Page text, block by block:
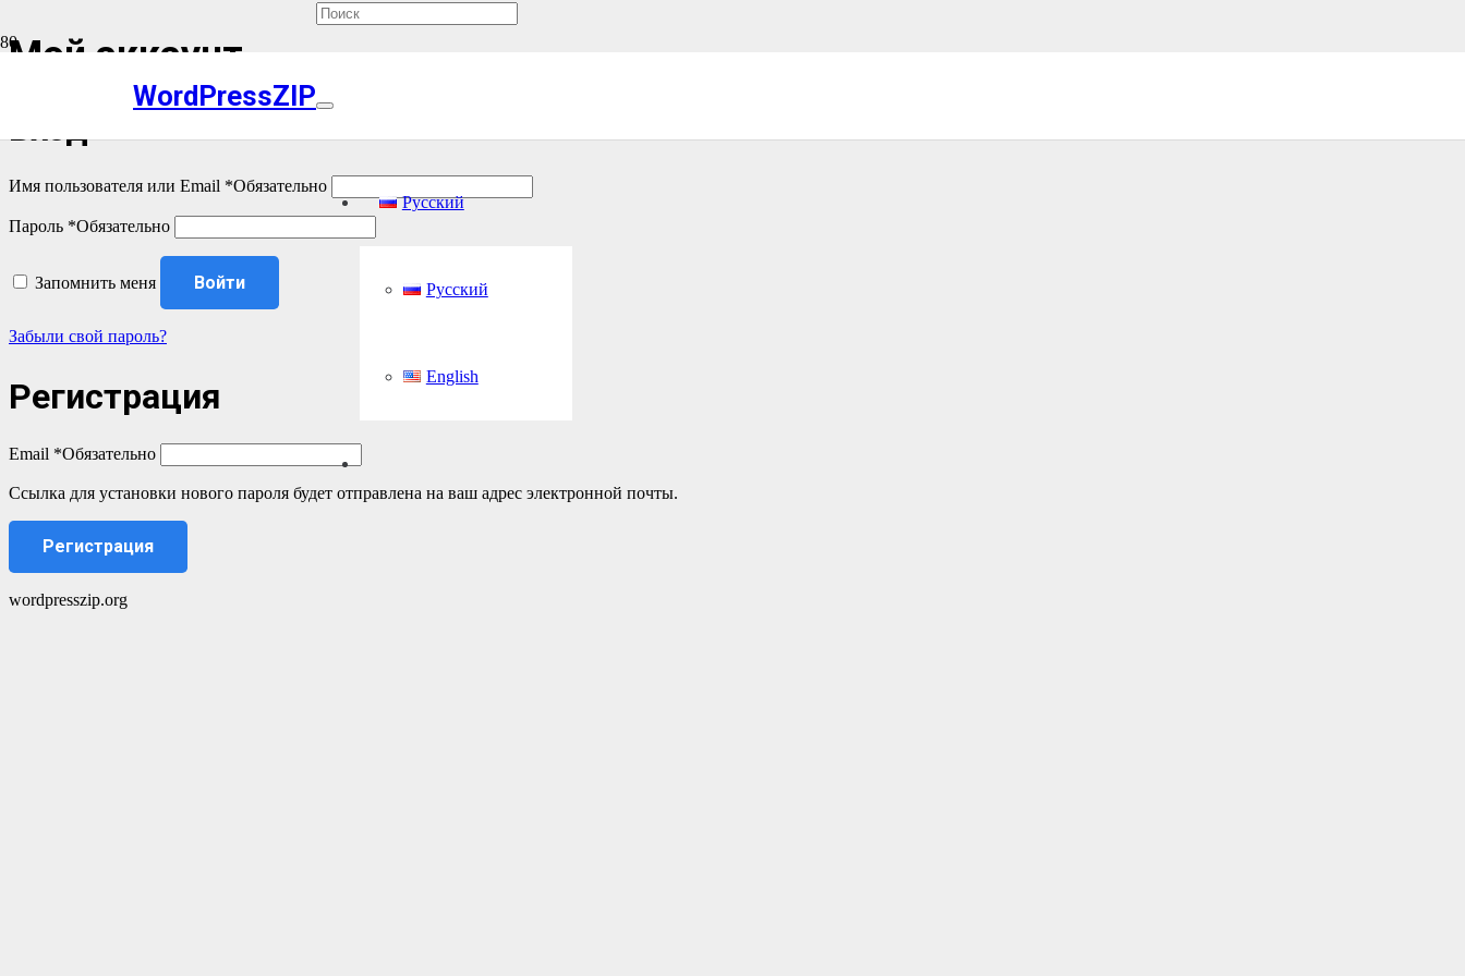
WordPressZIP
Русский
Русский
English
Мой аккаунт
Вход
Имя пользователя или Email *Обязательно
Пароль *Обязательно
Запомнить меня Войти
Забыли свой пароль?
Регистрация
Email *Обязательно
Ссылка для установки нового пароля будет отправлена ​​на ваш адрес электронной почты.
Регистрация
wordpresszip.org